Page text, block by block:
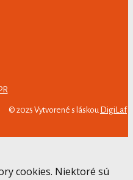
© 2025 Vytvorené s láskou DigiLaf
cookies. Niektoré sú